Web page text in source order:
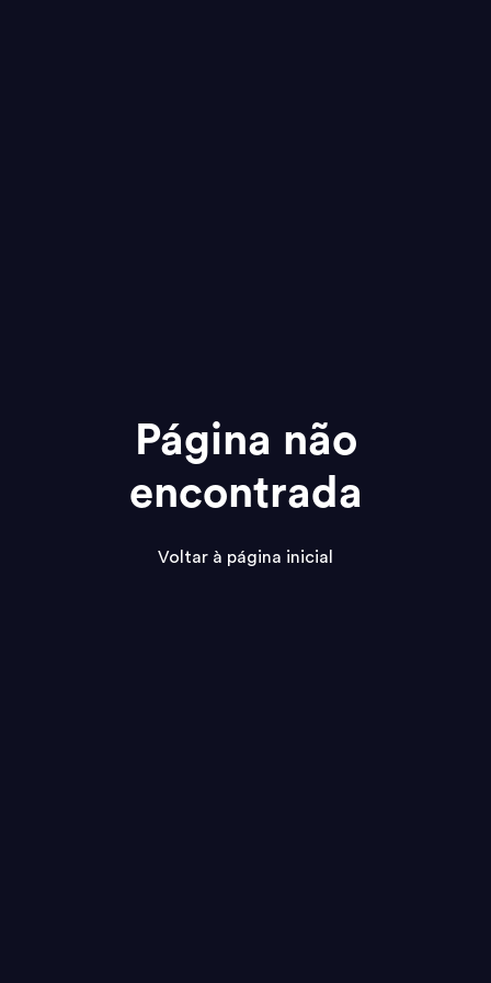
Página não
encontrada
Voltar à página inicial